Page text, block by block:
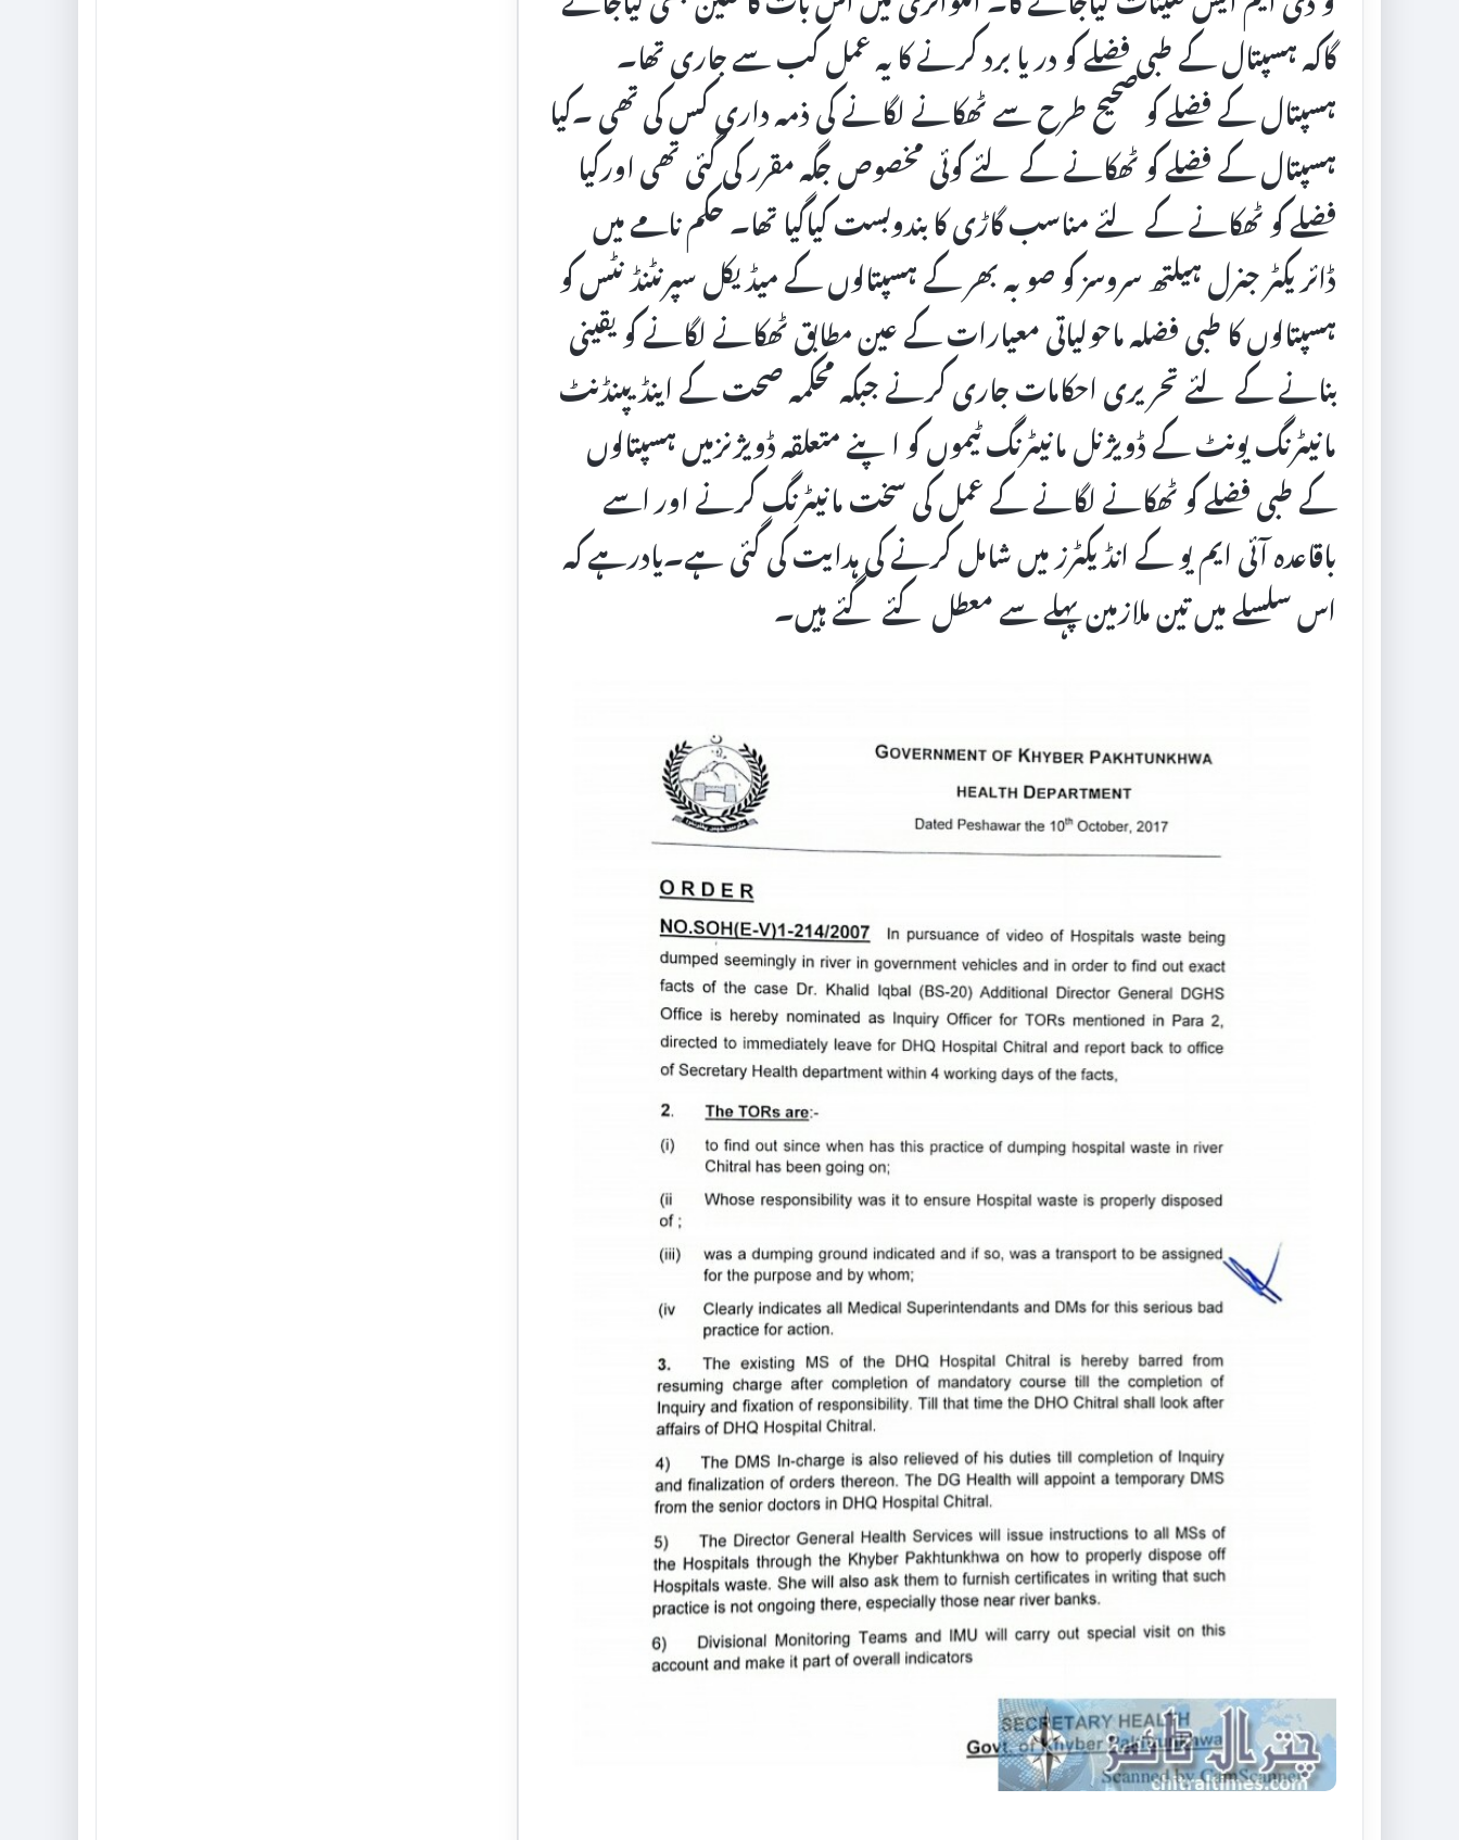
گاکہ ہسپتال کے طبی فضلے کو دریا برد کرنے کا یہ عمل کب سے جاری تھا۔
ہسپتال کے فضلے کو صحیح طرح سے ٹھکانے لگانے کی ذمہ داری کس کی تھی ۔کیا
ہسپتال کے فضلے کو ٹھکانے کے لئے کوئی مخصوص جگہ مقرر کی گئی تھی اورکیا
فضلے کو ٹھکانے کے لئے مناسب گاڑی کا بندوبست کیاگیا تھا۔ حکم نامے میں
ڈائریکٹر جنرل ہیلتھ سروسز کو صوبہ بھر کے ہسپتالوں کے میڈیکل سپرنٹنڈنٹس کو
ہسپتالوں کا طبی فضلہ ماحولیاتی معیارات کے عین مطابق ٹھکانے لگانے کو یقینی
بنانے کے لئے تحریری احکامات جاری کرنے جبکہ محکمہ صحت کے اینڈیپنڈنٹ
مانیٹرنگ یونٹ کے ڈویژنل مانیٹرنگ ٹیموں کو اپنے متعلقہ ڈویژنزمیں ہسپتالوں
کے طبی فضلے کو ٹھکانے لگانے کے عمل کی سخت مانیٹرنگ کرنے اور اسے
باقاعدہ آئی ایم یو کے انڈیکٹرز میں شامل کرنے کی ہدایت کی گئی ہے۔یادرہے کہ
اس سلسلے میں تین ملازمین پہلے سے معطل کئے گئے ہیں۔